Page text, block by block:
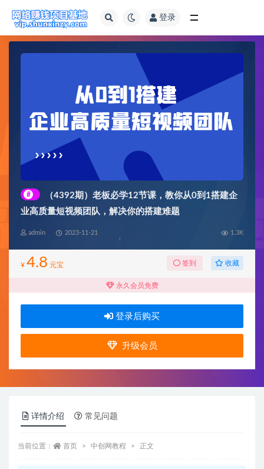
登录
#
（4392期）老板必学12节课，教你从0到1搭建企
业高质量短视频团队，解决你的搭建难题
admin 2023-11-21 1.3K
¥ 4.8 元宝 签到 收藏
永久会员免费
登录后购买
升级会员
详情介绍 常见问题
当前位置： 首页 中创网教程 正文